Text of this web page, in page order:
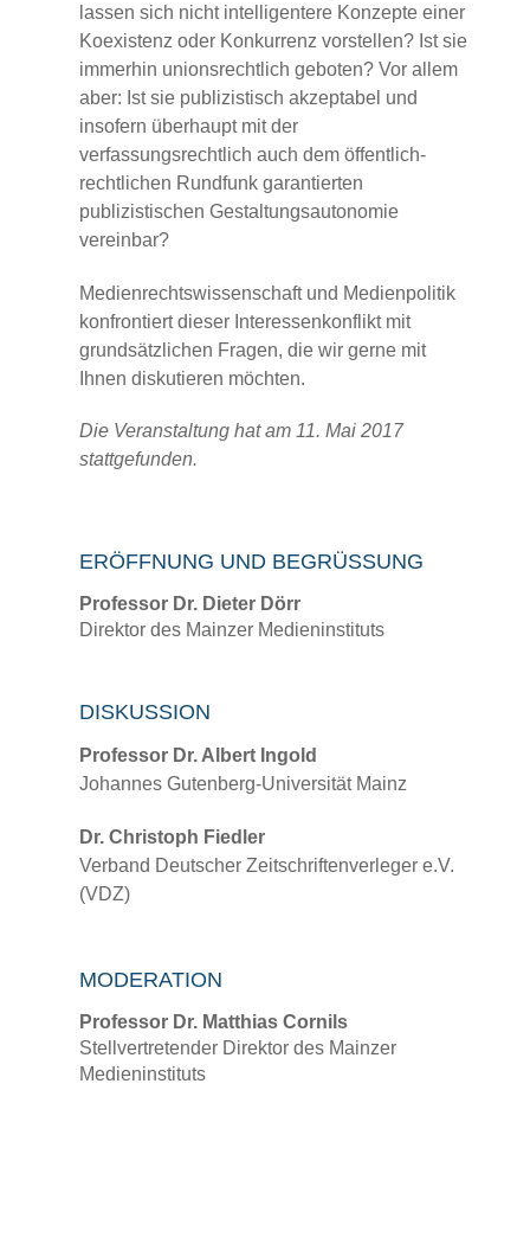
lassen sich nicht intelligentere Konzepte einer
Koexistenz oder Konkurrenz vorstellen? Ist sie
immerhin unionsrechtlich geboten? Vor allem
aber: Ist sie publizistisch akzeptabel und
insofern überhaupt mit der
verfassungsrechtlich auch dem öffentlich-
rechtlichen Rundfunk garantierten
publizistischen Gestaltungsautonomie
vereinbar?
Medienrechtswissenschaft und Medienpolitik
konfrontiert dieser Interessenkonflikt mit
grundsätzlichen Fragen, die wir gerne mit
Ihnen diskutieren möchten.
Die Veranstaltung hat am 11. Mai 2017
stattgefunden.
ERÖFFNUNG UND BEGRÜSSUNG
Professor Dr. Dieter Dörr
Direktor des Mainzer Medieninstituts
DISKUSSION
Professor Dr. Albert Ingold
Johannes Gutenberg-Universität Mainz
Dr. Christoph Fiedler
Verband Deutscher Zeitschriftenverleger e.V.
(VDZ)
MODERATION
Professor Dr. Matthias Cornils
Stellvertretender Direktor des Mainzer
Medieninstituts